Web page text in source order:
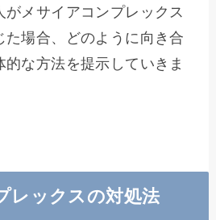
メサイアコンプレックス
た場合、どのように向き合
的な方法を提示していきま
レックスの対処法